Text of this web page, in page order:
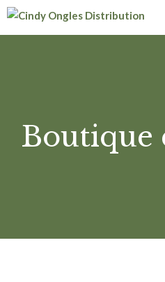
Aller
Boutique